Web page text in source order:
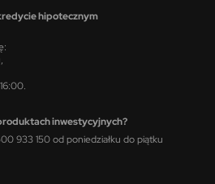
hipotecznym
inwestycyjnych?
933 150 od poniedziałku do piątku